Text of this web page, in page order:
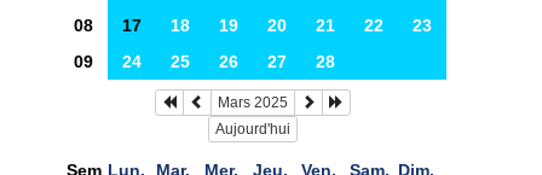
08
17 18 19 20 21 22
23
09
24 25 26 27 28
Mars 2025
Aujourd'hui
Sem Lun. Mar. Mer. Jeu. Ven. Sam. Dim.